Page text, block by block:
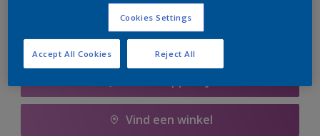
Vind een winkel
Cookies Settings
Reject All
Accept All Cookies